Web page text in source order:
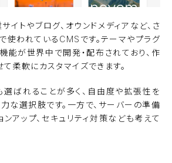
トやブログ、オウンドメディアなど、さ
使われているCMSです。テーマやプラグ
能が世界中で開発・配布されており、作
柔軟にカスタマイズできます。
ばれることが多く、自由度や拡張性を
な選択肢です。一方で、サーバーの準備
アップ、セキュリティ対策なども考えて